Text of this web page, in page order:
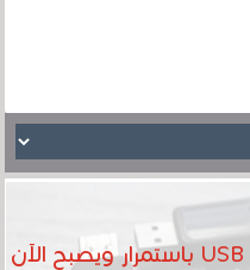
طالب يتعب من فقدان أجهزة USB باستمرار ويصبح الآن